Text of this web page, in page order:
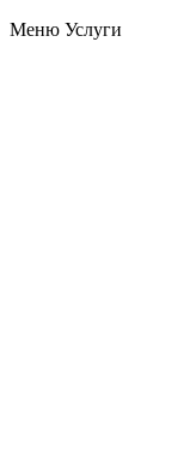
Меню Услуги